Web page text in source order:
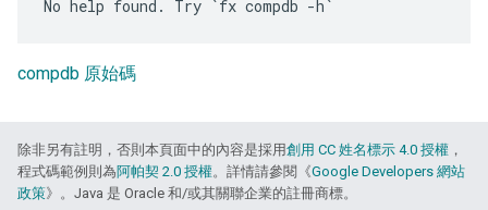
compdb 原始碼
除非另有註明，否則本頁面中的內容是採用創用 CC 姓名標示 4.0 授權 ，
程式碼範例則為阿帕契 2.0 授權。詳情請參閱《Google Developers 網站
政策》。Java 是 Oracle 和/或其關聯企業的註冊商標。